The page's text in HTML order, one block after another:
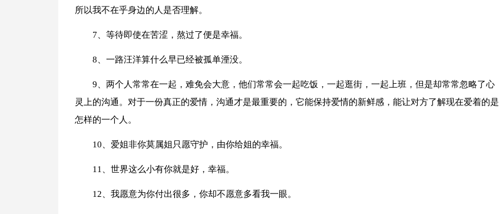
所以我不在乎身边的人是否理解。
7、等待即使在苦涩，熬过了便是幸福。
8、一路汪洋算什么早已经被孤单湮没。
9、两个人常常在一起，难免会大意，他们常常会一起吃饭，一起逛街，一起上班，但是却常常忽略了心
灵上的沟通。对于一份真正的爱情，沟通才是最重要的，它能保持爱情的新鲜感，能让对方了解现在爱着的是
怎样的一个人。
10、爱姐非你莫属姐只愿守护，由你给姐的幸福。
11、世界这么小有你就是好，幸福。
12、我愿意为你付出很多，你却不愿意多看我一眼。